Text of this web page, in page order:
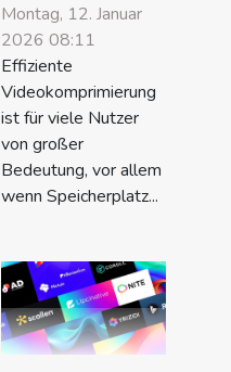
Montag, 12. Januar
2026 08:11
Effiziente
Videokomprimierung
ist für viele Nutzer
von großer
Bedeutung, vor allem
wenn Speicherplatz...